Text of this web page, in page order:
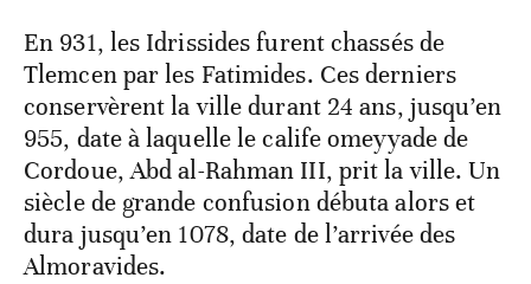
En 931, les Idrissides furent chassés de
Tlemcen par les Fatimides. Ces derniers
conservèrent la ville durant 24 ans, jusqu’en
955, date à laquelle le calife omeyyade de
Cordoue, Abd al-Rahman III, prit la ville. Un
siècle de grande confusion débuta alors et
dura jusqu’en 1078, date de l’arrivée des
Almoravides.